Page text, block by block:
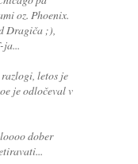
oz. Phoenix.
Dragiča ;),
ja...
letos je
je odločeval v
dober